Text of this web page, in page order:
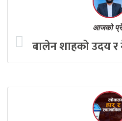
आजको
बालेन शाहको उदय